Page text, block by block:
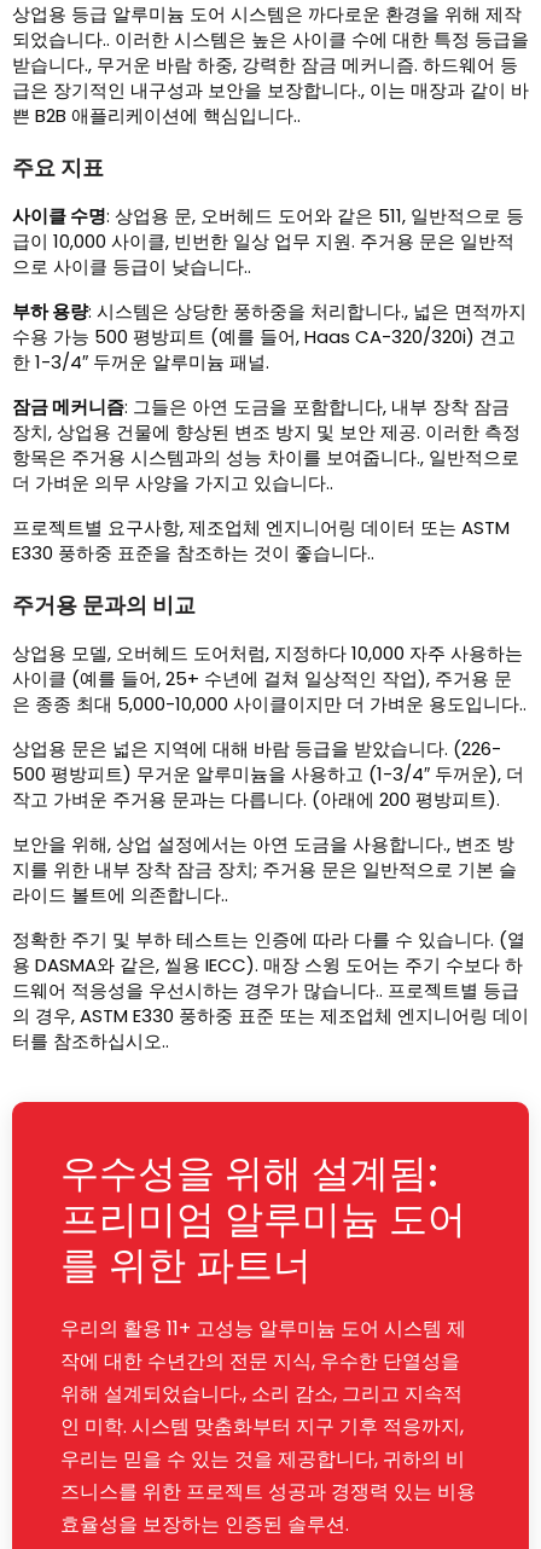
상업용 등급 알루미늄 도어 시스템은 까다로운 환경을 위해 제작
되었습니다.. 이러한 시스템은 높은 사이클 수에 대한 특정 등급을
받습니다., 무거운 바람 하중, 강력한 잠금 메커니즘. 하드웨어 등
급은 장기적인 내구성과 보안을 보장합니다., 이는 매장과 같이 바
쁜 B2B 애플리케이션에 핵심입니다..
주요 지표
사이클 수명: 상업용 문, 오버헤드 도어와 같은 511, 일반적으로 등
급이 10,000 사이클, 빈번한 일상 업무 지원. 주거용 문은 일반적
으로 사이클 등급이 낮습니다..
부하 용량: 시스템은 상당한 풍하중을 처리합니다., 넓은 면적까지
수용 가능 500 평방피트 (예를 들어, Haas CA-320/320i) 견고
한 1-3/4″ 두꺼운 알루미늄 패널.
잠금 메커니즘: 그들은 아연 도금을 포함합니다, 내부 장착 잠금
장치, 상업용 건물에 향상된 변조 방지 및 보안 제공. 이러한 측정
항목은 주거용 시스템과의 성능 차이를 보여줍니다., 일반적으로
더 가벼운 의무 사양을 가지고 있습니다..
프로젝트별 요구사항, 제조업체 엔지니어링 데이터 또는 ASTM
E330 풍하중 표준을 참조하는 것이 좋습니다..
주거용 문과의 비교
상업용 모델, 오버헤드 도어처럼, 지정하다 10,000 자주 사용하는
사이클 (예를 들어, 25+ 수년에 걸쳐 일상적인 작업), 주거용 문
은 종종 최대 5,000-10,000 사이클이지만 더 가벼운 용도입니다..
상업용 문은 넓은 지역에 대해 바람 등급을 받았습니다. (226-
500 평방피트) 무거운 알루미늄을 사용하고 (1-3/4″ 두꺼운), 더
작고 가벼운 주거용 문과는 다릅니다. (아래에 200 평방피트).
보안을 위해, 상업 설정에서는 아연 도금을 사용합니다., 변조 방
지를 위한 내부 장착 잠금 장치; 주거용 문은 일반적으로 기본 슬
라이드 볼트에 의존합니다..
정확한 주기 및 부하 테스트는 인증에 따라 다를 수 있습니다. (열
용 DASMA와 같은, 씰용 IECC). 매장 스윙 도어는 주기 수보다 하
드웨어 적응성을 우선시하는 경우가 많습니다.. 프로젝트별 등급
의 경우, ASTM E330 풍하중 표준 또는 제조업체 엔지니어링 데이
터를 참조하십시오..
우수성을 위해 설계됨:
프리미엄 알루미늄 도어
를 위한 파트너
우리의 활용 11+ 고성능 알루미늄 도어 시스템 제
작에 대한 수년간의 전문 지식, 우수한 단열성을
위해 설계되었습니다., 소리 감소, 그리고 지속적
인 미학. 시스템 맞춤화부터 지구 기후 적응까지,
우리는 믿을 수 있는 것을 제공합니다, 귀하의 비
즈니스를 위한 프로젝트 성공과 경쟁력 있는 비용
효율성을 보장하는 인증된 솔루션.